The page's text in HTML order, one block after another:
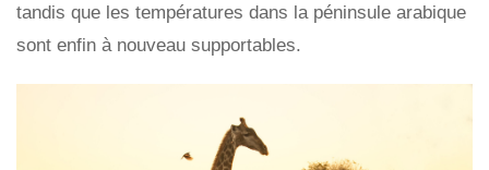
tandis que les températures dans la péninsule arabique
sont enfin à nouveau supportables.